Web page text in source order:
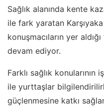
Sağlık alanında kente
ile fark yaratan
konuşmacıların yer
devam ediyor.
Farklı sağlık
ile yurttaşlar
güçlenmesine katkı